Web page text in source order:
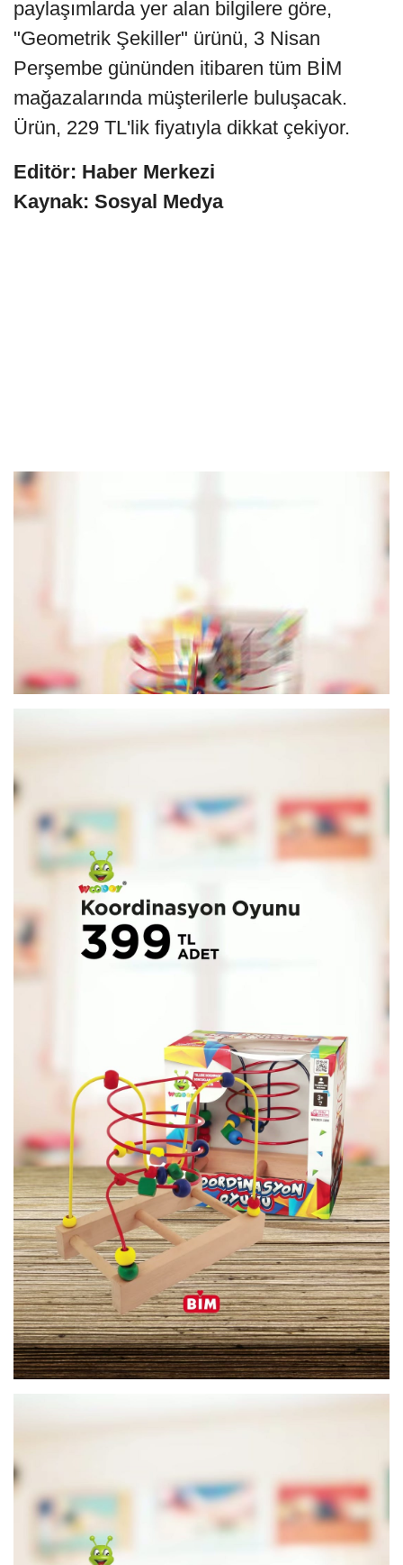
paylaşımlarda yer alan bilgilere göre,
"Geometrik Şekiller" ürünü, 3 Nisan
Perşembe gününden itibaren tüm BİM
mağazalarında müşterilerle buluşacak.
Ürün, 229 TL'lik fiyatıyla dikkat çekiyor.
Editör: Haber Merkezi
Kaynak: Sosyal Medya